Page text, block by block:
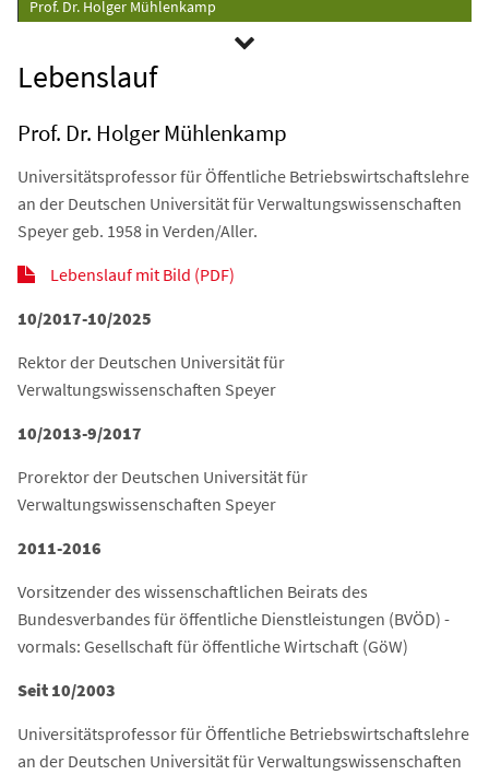
Prof. Dr. Holger Mühlenkamp
Lebenslauf
Prof. Dr. Holger Mühlenkamp
Universitätsprofessor für Öffentliche Betriebswirtschaftslehre
an der Deutschen Universität für Verwaltungswissenschaften
Speyer geb. 1958 in Verden/Aller.
Lebenslauf mit Bild (PDF)
10/2017-10/2025
Rektor der Deutschen Universität für
Verwaltungswissenschaften Speyer
10/2013-9/2017
Prorektor der Deutschen Universität für
Verwaltungswissenschaften Speyer
2011-2016
Vorsitzender des wissenschaftlichen Beirats des
Bundesverbandes für öffentliche Dienstleistungen (BVÖD) -
vormals: Gesellschaft für öffentliche Wirtschaft (GöW)
Seit 10/2003
Universitätsprofessor für Öffentliche Betriebswirtschaftslehre
an der Deutschen Universität für Verwaltungswissenschaften